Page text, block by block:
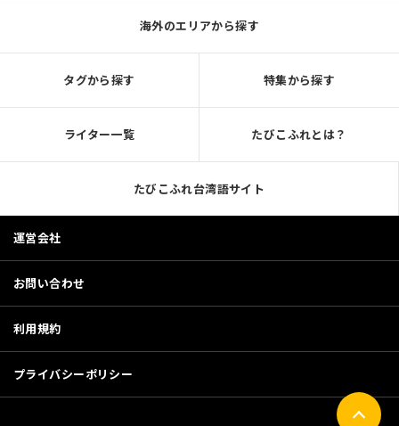
海外のエリアから探す
タグから探す 特集から探す
ライター一覧 たびこふれとは？
たびこふれ台湾語サイト
運営会社
お問い合わせ
利用規約
プライバシーポリシー